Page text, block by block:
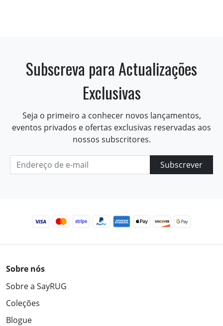
Subscreva para Actualizações
Exclusivas
Seja o primeiro a conhecer novos lançamentos,
eventos privados e ofertas exclusivas reservadas aos
nossos subscritores.
Subscrever
Sobre nós
Sobre a SayRUG
Coleções
Blogue